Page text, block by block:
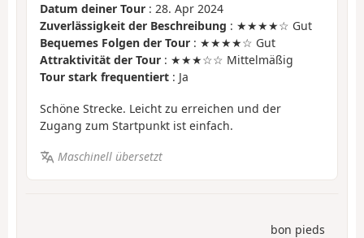
Datum deiner Tour : 28. Apr 2024
Zuverlässigkeit der Beschreibung : ★★★★☆ Gut
Bequemes Folgen der Tour : ★★★★☆ Gut
Attraktivität der Tour : ★★★☆☆ Mittelmäßig
Tour stark frequentiert : Ja
Schöne Strecke. Leicht zu erreichen und der
Zugang zum Startpunkt ist einfach.
Maschinell übersetzt
bon pieds